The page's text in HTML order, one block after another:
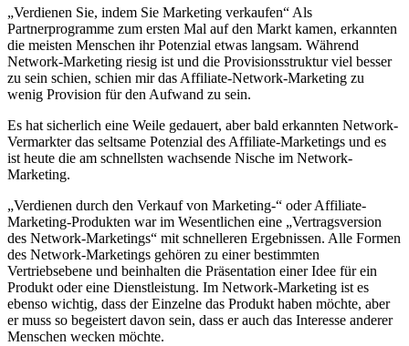
„Verdienen Sie, indem Sie Marketing verkaufen“ Als
Partnerprogramme zum ersten Mal auf den Markt kamen, erkannten
die meisten Menschen ihr Potenzial etwas langsam. Während
Network-Marketing riesig ist und die Provisionsstruktur viel besser
zu sein schien, schien mir das Affiliate-Network-Marketing zu
wenig Provision für den Aufwand zu sein.
Es hat sicherlich eine Weile gedauert, aber bald erkannten Network-
Vermarkter das seltsame Potenzial des Affiliate-Marketings und es
ist heute die am schnellsten wachsende Nische im Network-
Marketing.
„Verdienen durch den Verkauf von Marketing-“ oder Affiliate-
Marketing-Produkten war im Wesentlichen eine „Vertragsversion
des Network-Marketings“ mit schnelleren Ergebnissen. Alle Formen
des Network-Marketings gehören zu einer bestimmten
Vertriebsebene und beinhalten die Präsentation einer Idee für ein
Produkt oder eine Dienstleistung. Im Network-Marketing ist es
ebenso wichtig, dass der Einzelne das Produkt haben möchte, aber
er muss so begeistert davon sein, dass er auch das Interesse anderer
Menschen wecken möchte.